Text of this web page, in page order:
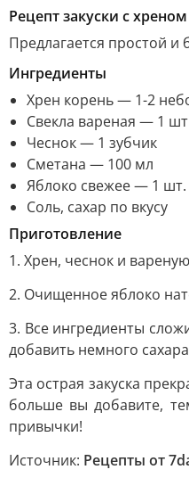
Рецепт закуски с хреном
Предлагается простой
Ингредиенты
Хрен корень — 1-2
Свекла вареная — 1
Чеснок — 1 зубчик
Сметана — 100 мл
Яблоко свежее — 1 шт.
Соль, сахар по вкусу
Приготовление
1. Хрен, чеснок и
2. Очищенное яблоко
3. Все ингредиенты
добавить немного
Эта острая закуска
больше вы добавите,
привычки!
Источник: Рецепты от